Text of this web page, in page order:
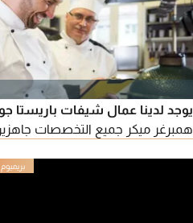
يوجد لدينا عمال شيفات
همبرغر ميكر جميع التخصصات جاهزين